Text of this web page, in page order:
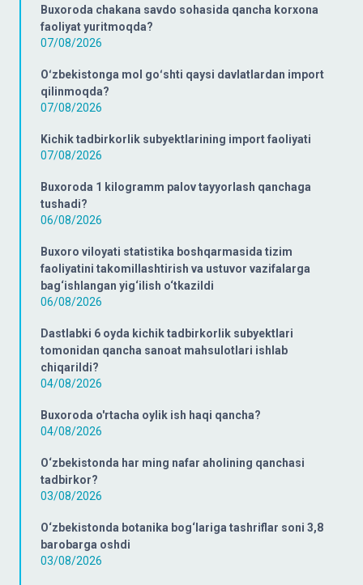
Buxoroda chakana savdo sohasida qancha korxona
faoliyat yuritmoqda?
07/08/2026
Oʻzbekistonga mol goʻshti qaysi davlatlardan import
qilinmoqda?
07/08/2026
Kichik tadbirkorlik subyektlarining import faoliyati
07/08/2026
Buxoroda 1 kilogramm palov tayyorlash qanchaga
tushadi?
06/08/2026
Buxoro viloyati statistika boshqarmasida tizim
faoliyatini takomillashtirish va ustuvor vazifalarga
bag‘ishlangan yig‘ilish o‘tkazildi
06/08/2026
Dastlabki 6 oyda kichik tadbirkorlik subyektlari
tomonidan qancha sanoat mahsulotlari ishlab
chiqarildi?
04/08/2026
Buxoroda o'rtacha oylik ish haqi qancha?
04/08/2026
O‘zbekistonda har ming nafar aholining qanchasi
tadbirkor?
03/08/2026
O‘zbekistonda botanika bog‘lariga tashriflar soni 3,8
barobarga oshdi
03/08/2026